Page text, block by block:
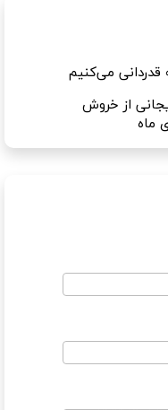
می‌کنیم
از خروش